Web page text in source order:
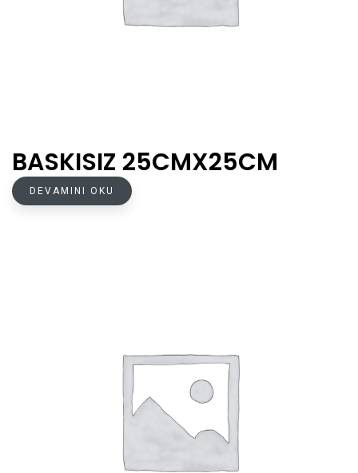
BASKISIZ 25CMX25CM
DEVAMINI OKU